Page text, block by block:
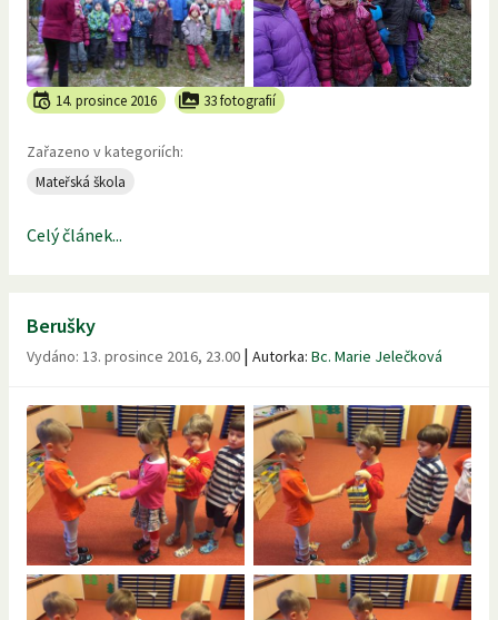
14. prosince 2016 33 fotografií
Zařazeno v kategoriích:
Mateřská škola
Celý článek...
Berušky
Vydáno: 13. prosince 2016, 23.00 | Autorka: Bc. Marie Jelečková